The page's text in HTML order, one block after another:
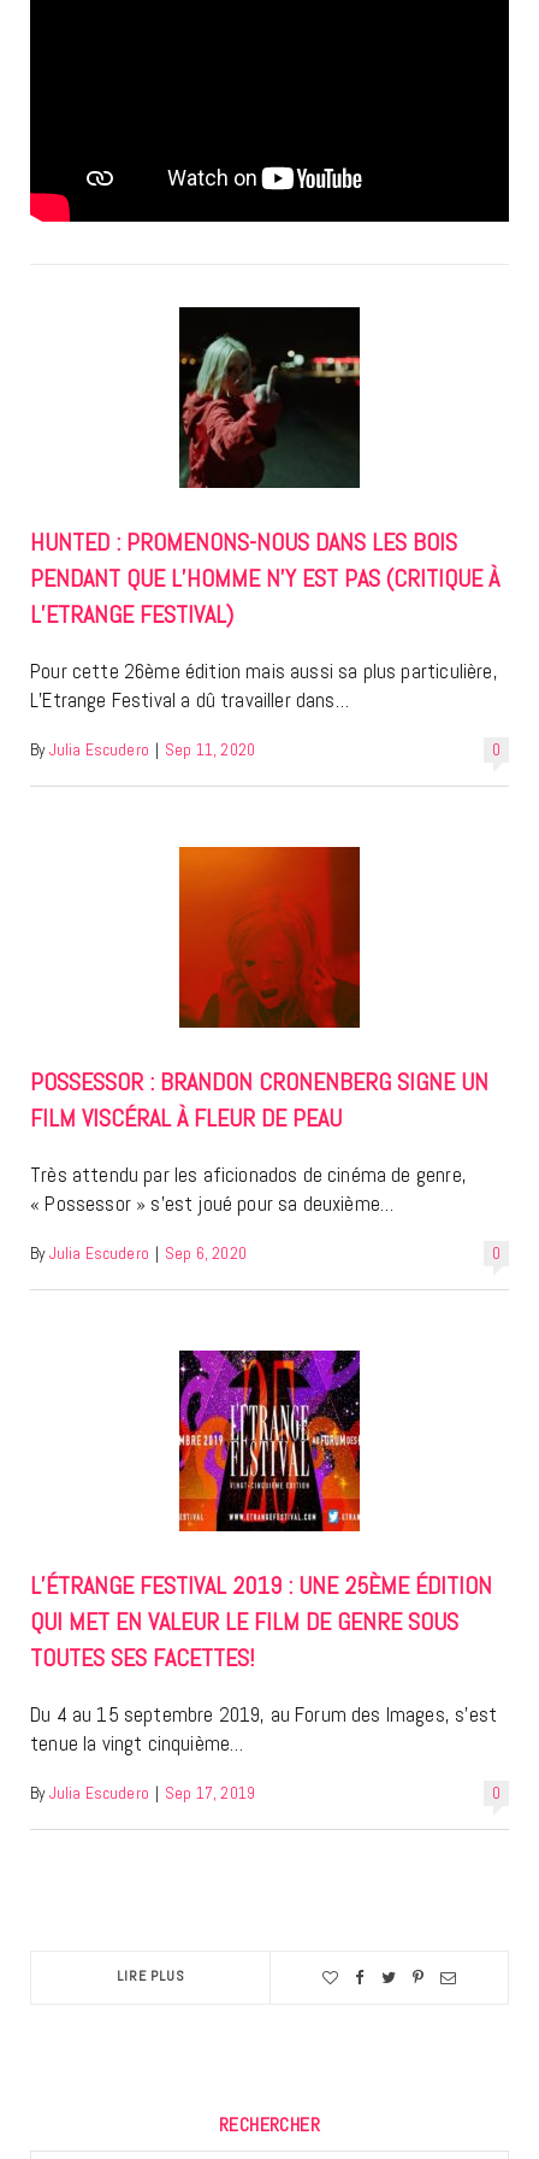
HUNTED : PROMENONS-NOUS DANS LES BOIS
PENDANT QUE L’HOMME N’Y EST PAS (CRITIQUE À
L’ETRANGE FESTIVAL)
Pour cette 26ème édition mais aussi sa plus particulière,
L’Etrange Festival a dû travailler dans…
0
By Julia Escudero | Sep 11, 2020
POSSESSOR : BRANDON CRONENBERG SIGNE UN
FILM VISCÉRAL À FLEUR DE PEAU
Très attendu par les aficionados de cinéma de genre,
« Possessor » s’est joué pour sa deuxième…
0
By Julia Escudero | Sep 6, 2020
L’ÉTRANGE FESTIVAL 2019 : UNE 25ÈME ÉDITION
QUI MET EN VALEUR LE FILM DE GENRE SOUS
TOUTES SES FACETTES!
Du 4 au 15 septembre 2019, au Forum des Images, s’est
tenue la vingt cinquième…
0
By Julia Escudero | Sep 17, 2019
LIRE PLUS
RECHERCHER